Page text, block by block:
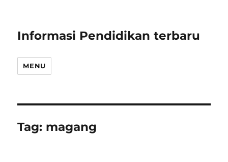
Informasi Pendidikan terbaru
MENU
Tag: magang